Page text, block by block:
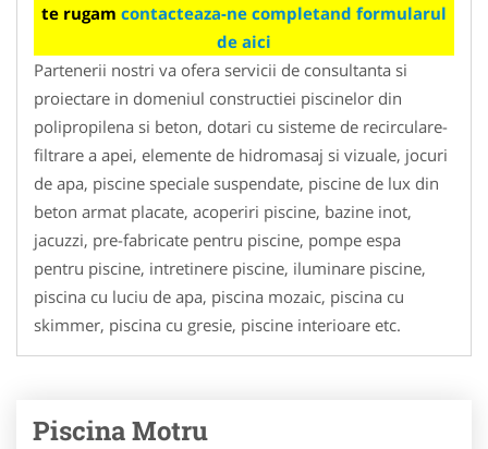
te rugam contacteaza-ne completand formularul
de aici
Partenerii nostri va ofera servicii de consultanta si
proiectare in domeniul constructiei piscinelor din
polipropilena si beton, dotari cu sisteme de recirculare-
filtrare a apei, elemente de hidromasaj si vizuale, jocuri
de apa, piscine speciale suspendate, piscine de lux din
beton armat placate, acoperiri piscine, bazine inot,
jacuzzi, pre-fabricate pentru piscine, pompe espa
pentru piscine, intretinere piscine, iluminare piscine,
piscina cu luciu de apa, piscina mozaic, piscina cu
skimmer, piscina cu gresie, piscine interioare etc.
Piscina Motru